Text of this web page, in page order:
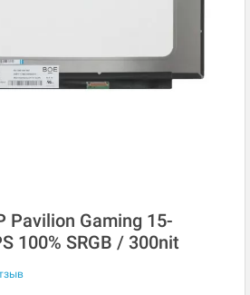
Pavilion Gaming 15-
100% SRGB / 300nit